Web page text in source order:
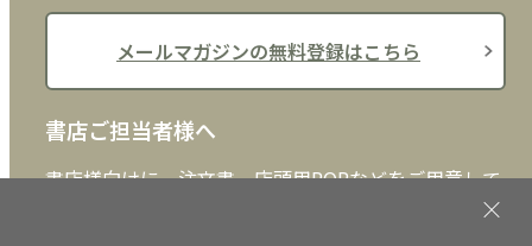
メールマガジンの無料登録はこちら
書店ご担当者様へ
書店様向けに、注文書、店頭用POPなどをご用意して